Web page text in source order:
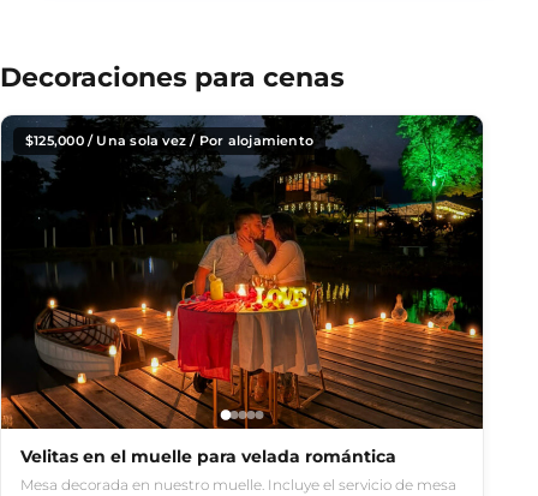
Decoraciones para cenas
$125,000/ Una sola vez / Por alojamiento
Velitas en el muelle para velada romántica
Mesa decorada en nuestro muelle. Incluye el servicio de mesa